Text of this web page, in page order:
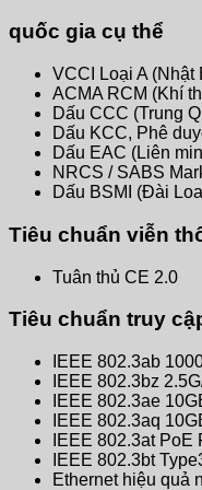
quốc gia cụ thể
VCCI Loại A (Nhật
ACMA RCM (Khí
Dấu CCC (Trung
Dấu KCC, Phê
Dấu EAC (Liên
NRCS / SABS
Dấu BSMI (Đài
Tiêu chuẩn viễn
Tuân thủ CE 2.0
Tiêu chuẩn truy
IEEE 802.3ab
IEEE 802.3bz
IEEE 802.3ae
IEEE 802.3aq
IEEE 802.3at PoE
IEEE 802.3bt
Ethernet hiệu quả